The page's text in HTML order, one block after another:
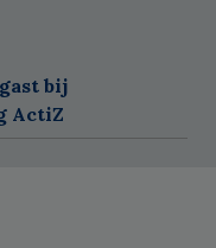
bij
ActiZ